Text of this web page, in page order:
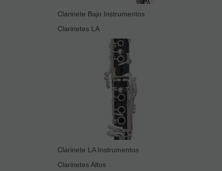
Clarinete Bajo Instrumentos
Clarinetes LA
Clarinete LA Instrumentos
Clarinetes Altos